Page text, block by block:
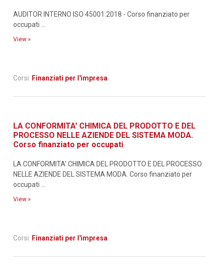
AUDITOR INTERNO ISO 45001:2018 - Corso finanziato per
occupati ...
View »
Corsi: Finanziati per l'impresa
LA CONFORMITA' CHIMICA DEL PRODOTTO E DEL
PROCESSO NELLE AZIENDE DEL SISTEMA MODA.
Corso finanziato per occupati
LA CONFORMITA' CHIMICA DEL PRODOTTO E DEL PROCESSO
NELLE AZIENDE DEL SISTEMA MODA. Corso finanziato per
occupati ...
View »
Corsi: Finanziati per l'impresa